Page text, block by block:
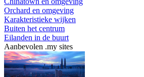
Orchard en omgeving
Karakteristieke wijken
Buiten het centrum
Eilanden in de buurt
Aanbevolen .my sites